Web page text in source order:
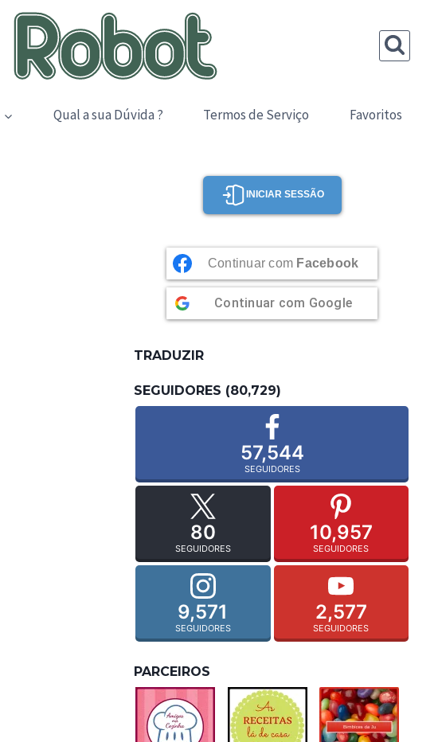
Qual a sua Dúvida ? Termos de Serviço Favoritos
INICIAR SESSÃO
Continuar com Facebook
Continuar com Google
TRADUZIR
SEGUIDORES (80,729)
57,544
SEGUIDORES
80
SEGUIDORES
10,957
SEGUIDORES
9,571
SEGUIDORES
2,577
SEGUIDORES
PARCEIROS